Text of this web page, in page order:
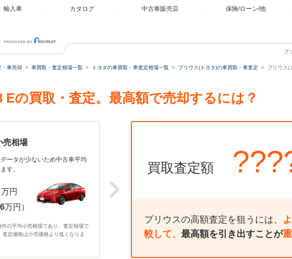
輸入車 カタログ 中古車販売店 保険/ローン/他
プ
・車売却 車買取・査定相場一覧 トヨタの車買取・車査定相場一覧 プリウス(トヨタ)の車買取・車査定 プリウス(
Eの買取・査定。最高額で売却するには？
売相場
ータが少ないため中古車平均
す。
万円
万円）
の平均小売相場であり、査定相場で
定価格は小売価格より低くなりま
買取査定額
プリウスの高額査定を狙うには、
較して、 最高額を引き出すことが